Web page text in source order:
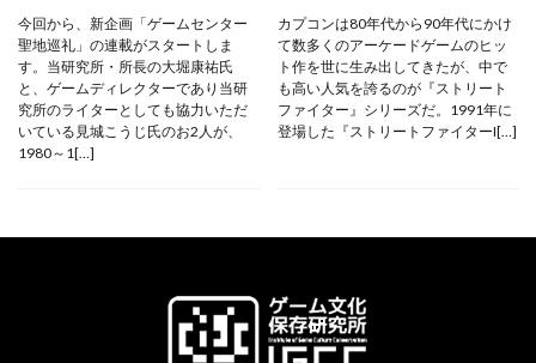
今回から、新企画「ゲームセンター
聖地巡礼」の連載がスタートしま
す。当研究所・所長の大堀康祐氏
と、ゲームディレクターであり当研
究所のライターとしても協力いただ
いている見城こうじ氏のお2人が、
1980～1[…]
カプコンは80年代から90年代にかけ
て数多くのアーケードゲームのヒッ
ト作を世に生み出してきたが、中で
も高い人気を誇るのが『ストリート
ファイター』シリーズだ。1991年に
登場した『ストリートファイターI[…]